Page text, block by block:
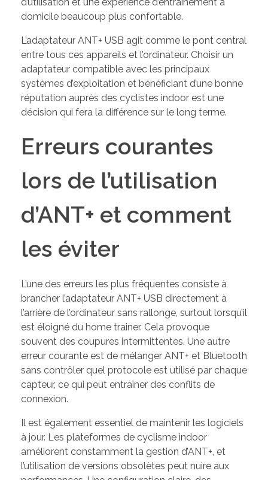
d’utilisation et une expérience d’entraînement à
domicile beaucoup plus confortable.
L’adaptateur ANT+ USB agit comme le pont central
entre tous ces appareils et l’ordinateur. Choisir un
adaptateur compatible avec les principaux
systèmes d’exploitation et bénéficiant d’une bonne
réputation auprès des cyclistes indoor est une
décision qui fera la différence sur le long terme.
Erreurs courantes
lors de l’utilisation
d’ANT+ et comment
les éviter
L’une des erreurs les plus fréquentes consiste à
brancher l’adaptateur ANT+ USB directement à
l’arrière de l’ordinateur sans rallonge, surtout lorsqu’il
est éloigné du home trainer. Cela provoque
souvent des coupures intermittentes. Une autre
erreur courante est de mélanger ANT+ et Bluetooth
sans contrôler quel protocole est utilisé par chaque
capteur, ce qui peut entraîner des conflits de
connexion.
Il est également essentiel de maintenir les logiciels
à jour. Les plateformes de cyclisme indoor
améliorent constamment la gestion d’ANT+, et
l’utilisation de versions obsolètes peut nuire aux